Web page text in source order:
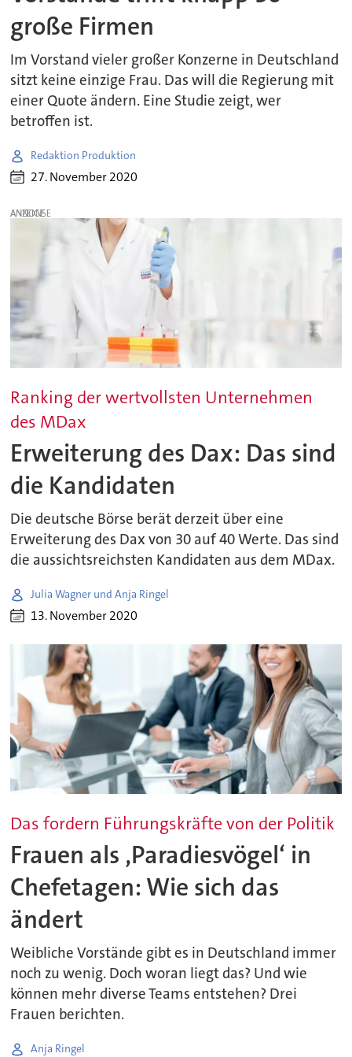
große Firmen
Im Vorstand vieler großer Konzerne in Deutschland
sitzt keine einzige Frau. Das will die Regierung mit
einer Quote ändern. Eine Studie zeigt, wer
betroffen ist.
Redaktion Produktion
27. November 2020
ANZEIGE
Ranking der wertvollsten Unternehmen
des MDax
Erweiterung des Dax: Das sind
die Kandidaten
Die deutsche Börse berät derzeit über eine
Erweiterung des Dax von 30 auf 40 Werte. Das sind
die aussichtsreichsten Kandidaten aus dem MDax.
Julia Wagner und Anja Ringel
13. November 2020
Das fordern Führungskräfte von der Politik
Frauen als ‚Paradiesvögel‘ in
Chefetagen: Wie sich das
ändert
Weibliche Vorstände gibt es in Deutschland immer
noch zu wenig. Doch woran liegt das? Und wie
können mehr diverse Teams entstehen? Drei
Frauen berichten.
Anja Ringel